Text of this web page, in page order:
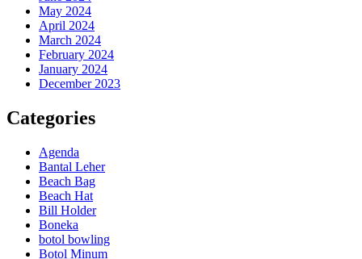
May 2024
April 2024
March 2024
February 2024
January 2024
December 2023
Categories
Agenda
Bantal Leher
Beach Bag
Beach Hat
Bill Holder
Boneka
botol bowling
Botol Minum